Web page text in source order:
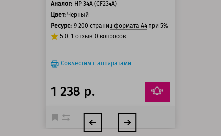
Аналог: HP 34A (CF234A)
Цвет: Черный
Ресурс: 9 200 страниц формата А4 при 5% заполнении
5.0 1 отзыв 0 вопросов
Совместим с аппаратами
1 238 р.